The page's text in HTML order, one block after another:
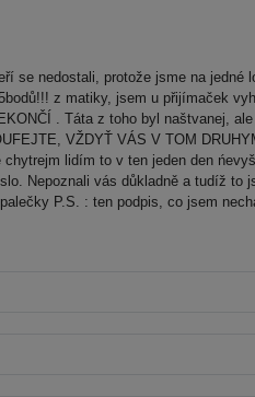
se nedostali, protože jsme na jedné
z matiky, jsem u přijímaček
. Táta z toho byl naštvanej,
VŽDYŤ VÁS V TOM
lidím to v ten jeden den
Nepoznali vás důkladně a tudíž to
P.S. : ten podpis, co jsem